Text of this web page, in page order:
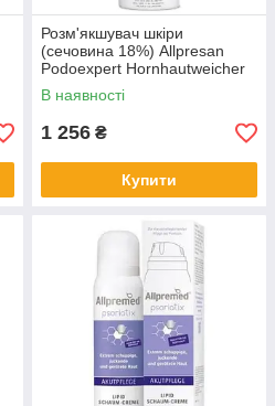
Розм'якшувач шкіри
(сечовина 18%) Allpresan
Podoexpert Hornhautweicher
В наявності
1 256 ₴
Купити